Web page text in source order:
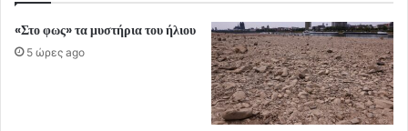
«Στο φως» τα μυστήρια του ήλιου
5 ώρες ago